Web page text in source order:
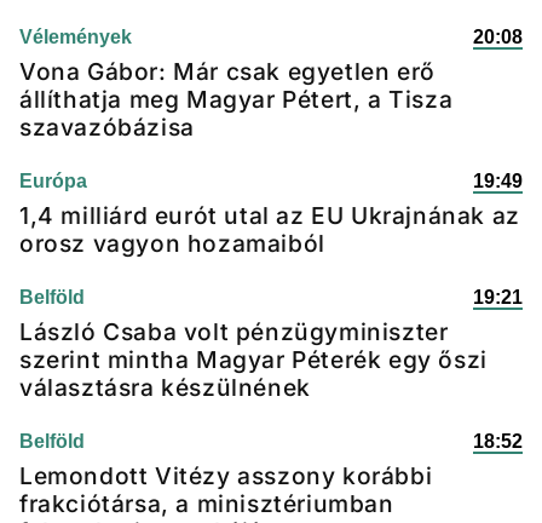
Vélemények 20:08
Vona Gábor: Már csak egyetlen erő
állíthatja meg Magyar Pétert, a Tisza
szavazóbázisa
Európa 19:49
1,4 milliárd eurót utal az EU Ukrajnának az
orosz vagyon hozamaiból
Belföld 19:21
László Csaba volt pénzügyminiszter
szerint mintha Magyar Péterék egy őszi
választásra készülnének
Belföld 18:52
Lemondott Vitézy asszony korábbi
frakciótársa, a minisztériumban